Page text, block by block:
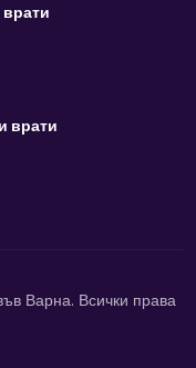
врати
Варна. Всички права